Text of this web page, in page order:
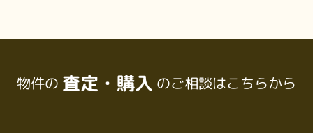
物件の 査定・購入 のご相談はこちらから